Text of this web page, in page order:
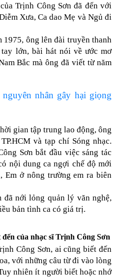
Trịnh Công Sơn đã đến với
Xưa, Ca dao Mẹ và Ngủ đi
1975, ông lên đài truyền thanh
lớn, bài hát nói về ước mơ
Bắc mà ông đã viết từ năm
nhân gây hại giọng
gian tập trung lao động, ông
và tạp chí Sóng nhạc.
Sơn bắt đầu việc sáng tác
nội dung ca ngợi chế độ mới
Em ở nông trường em ra biên
đã nới lỏng quản lý văn nghệ,
bản tình ca có giá trị.
của nhạc sĩ Trịnh Công Sơn
Công Sơn, ai cũng biết đến
với những câu từ đi vào lòng
nhiên ít người biết hoặc nhớ